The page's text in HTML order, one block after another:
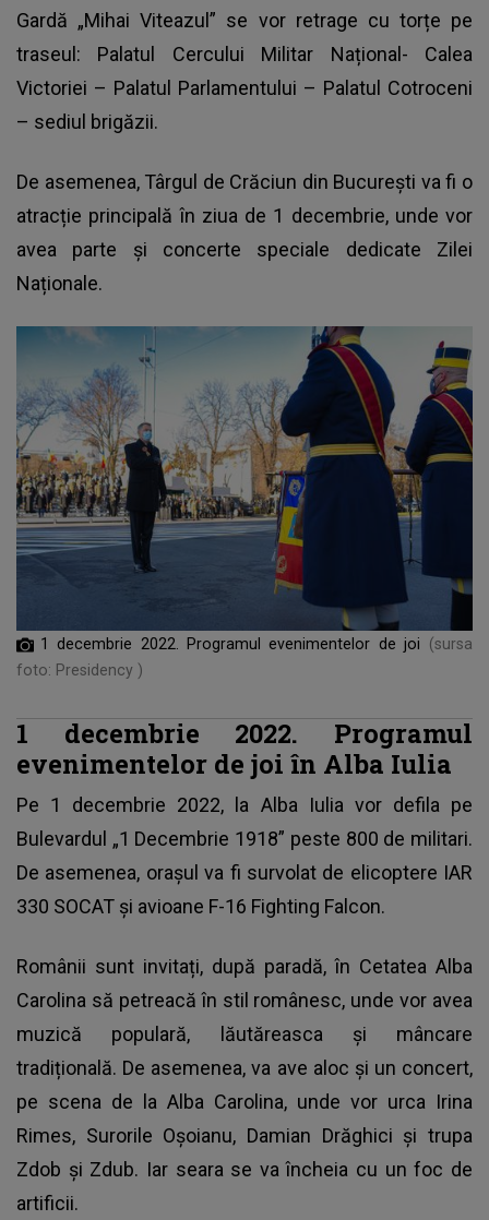
Gardă „Mihai Viteazul” se vor retrage cu torțe pe
traseul: Palatul Cercului Militar Național- Calea
Victoriei – Palatul Parlamentului – Palatul Cotroceni
– sediul brigăzii.
De asemenea, Târgul de Crăciun din București va fi o
atracție principală în ziua de 1 decembrie, unde vor
avea parte și concerte speciale dedicate Zilei
Naționale.
1 decembrie 2022. Programul evenimentelor de joi
(sursa
foto: Presidency )
1 decembrie 2022. Programul
evenimentelor de joi în Alba Iulia
Pe 1 decembrie 2022, la Alba Iulia vor defila pe
Bulevardul „1 Decembrie 1918” peste 800 de militari.
De asemenea, orașul va fi survolat de elicoptere IAR
330 SOCAT și avioane F-16 Fighting Falcon.
Românii sunt invitați, după paradă, în Cetatea Alba
Carolina să petreacă în stil românesc, unde vor avea
muzică populară, lăutăreasca și mâncare
tradițională. De asemenea, va ave aloc și un concert,
pe scena de la Alba Carolina, unde vor urca Irina
Rimes, Surorile Oșoianu, Damian Drăghici și trupa
Zdob și Zdub. Iar seara se va încheia cu un foc de
artificii.